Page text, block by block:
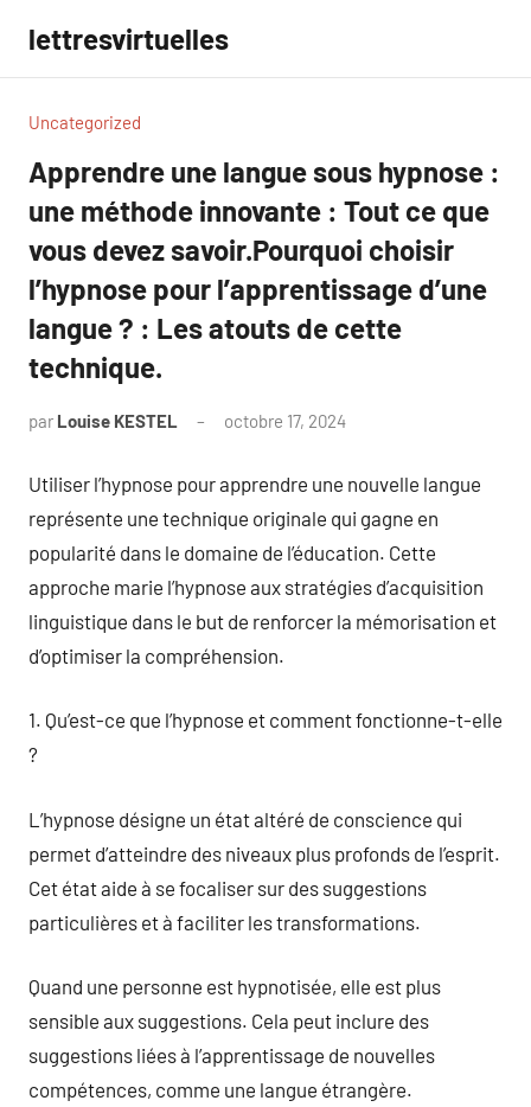
contenu
lettresvirtuelles
Uncategorized
Apprendre une langue sous hypnose :
une méthode innovante : Tout ce que
vous devez savoir.Pourquoi choisir
l’hypnose pour l’apprentissage d’une
langue ? : Les atouts de cette
technique.
par Louise KESTEL octobre 17, 2024
Utiliser l’hypnose pour apprendre une nouvelle langue
représente une technique originale qui gagne en
popularité dans le domaine de l’éducation. Cette
approche marie l’hypnose aux stratégies d’acquisition
linguistique dans le but de renforcer la mémorisation et
d’optimiser la compréhension.
1. Qu’est-ce que l’hypnose et comment fonctionne-t-elle
?
L’hypnose désigne un état altéré de conscience qui
permet d’atteindre des niveaux plus profonds de l’esprit.
Cet état aide à se focaliser sur des suggestions
particulières et à faciliter les transformations.
Quand une personne est hypnotisée, elle est plus
sensible aux suggestions. Cela peut inclure des
suggestions liées à l’apprentissage de nouvelles
compétences, comme une langue étrangère.